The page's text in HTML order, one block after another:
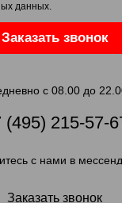
данных
Заказать звонок
с 08.00 до
(495) 215-57-
с нами в
Заказать звонок